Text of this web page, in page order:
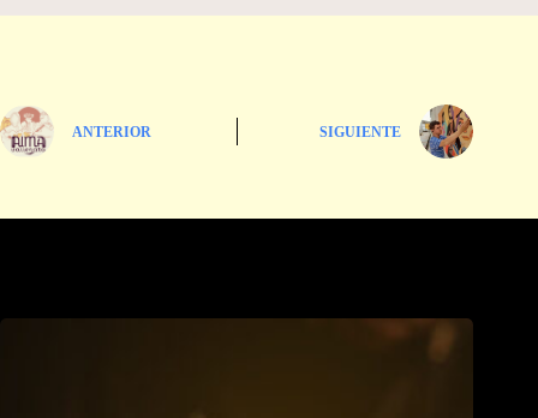
ANTERIOR SIGUIENTE